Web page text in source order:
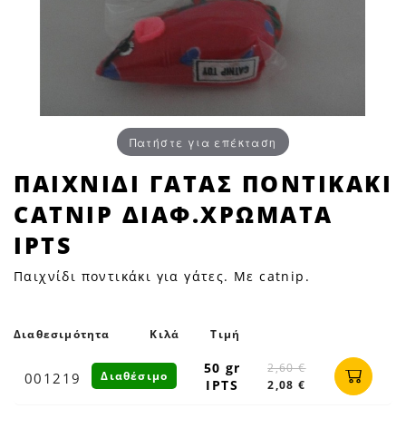
Πατήστε για επέκταση
ΠΑΙΧΝΙΔΙ
ΓΑΤΑΣ
ΠΟΝΤΙΚΑΚΙ
CATNIP
ΔΙΑΦ.ΧΡΩΜΑΤΑ
IPTS
Petfan
ΠΑΙΧΝΙΔΙ ΓΑΤΑΣ ΠΟΝΤΙΚΑΚΙ
CATNIP ΔΙΑΦ.ΧΡΩΜΑΤΑ
IPTS
Παιχνίδι ποντικάκι για γάτες. Με catnip.
Διαθεσιμότητα Κιλά Τιμή
001219
50 gr
IPTS
2,60 €
2,08 €
Διαθέσιμο